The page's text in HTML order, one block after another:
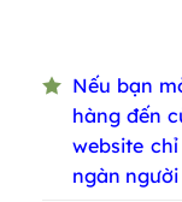
Nếu bạn
hàng đến
website
ngàn